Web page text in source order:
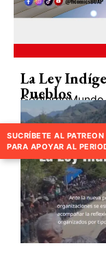
La Ley
Pueblos
Gobierno
SUCRÍBETE AL
PARA APOYAR AL